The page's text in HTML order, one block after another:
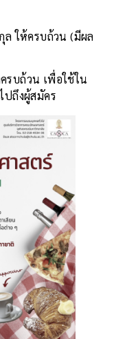
ล ให้ครบถ้วน (มีผล
รบถ้วน เพื่อใช้ใน
ปถึงผู้สมัคร